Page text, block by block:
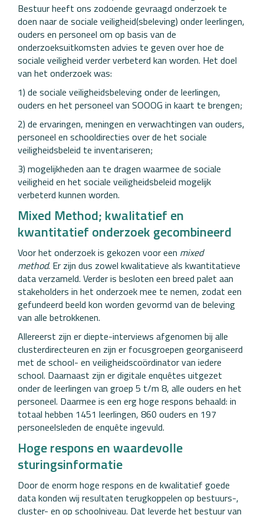
Bestuur heeft ons zodoende gevraagd onderzoek te
doen naar de sociale veiligheid(sbeleving) onder leerlingen,
ouders en personeel om op basis van de
onderzoeksuitkomsten advies te geven over hoe de
sociale veiligheid verder verbeterd kan worden. Het doel
van het onderzoek was:
1) de sociale veiligheidsbeleving onder de leerlingen,
ouders en het personeel van SOOOG in kaart te brengen;
2) de ervaringen, meningen en verwachtingen van ouders,
personeel en schooldirecties over de het sociale
veiligheidsbeleid te inventariseren;
3) mogelijkheden aan te dragen waarmee de sociale
veiligheid en het sociale veiligheidsbeleid mogelijk
verbeterd kunnen worden.
Mixed Method; kwalitatief en
kwantitatief onderzoek gecombineerd
Voor het onderzoek is gekozen voor een mixed
method. Er zijn dus zowel kwalitatieve als kwantitatieve
data verzameld. Verder is besloten een breed palet aan
stakeholders in het onderzoek mee te nemen, zodat een
gefundeerd beeld kon worden gevormd van de beleving
van alle betrokkenen.
Allereerst zijn er diepte-interviews afgenomen bij alle
clusterdirecteuren en zijn er focusgroepen georganiseerd
met de school- en veiligheidscoördinator van iedere
school. Daarnaast zijn er digitale enquêtes uitgezet
onder de leerlingen van groep 5 t/m 8, alle ouders en het
personeel. Daarmee is een erg hoge respons behaald: in
totaal hebben 1451 leerlingen, 860 ouders en 197
personeelsleden de enquête ingevuld.
Hoge respons en waardevolle
sturingsinformatie
Door de enorm hoge respons en de kwalitatief goede
data konden wij resultaten terugkoppelen op bestuurs-,
cluster- en op schoolniveau. Dat leverde het bestuur van